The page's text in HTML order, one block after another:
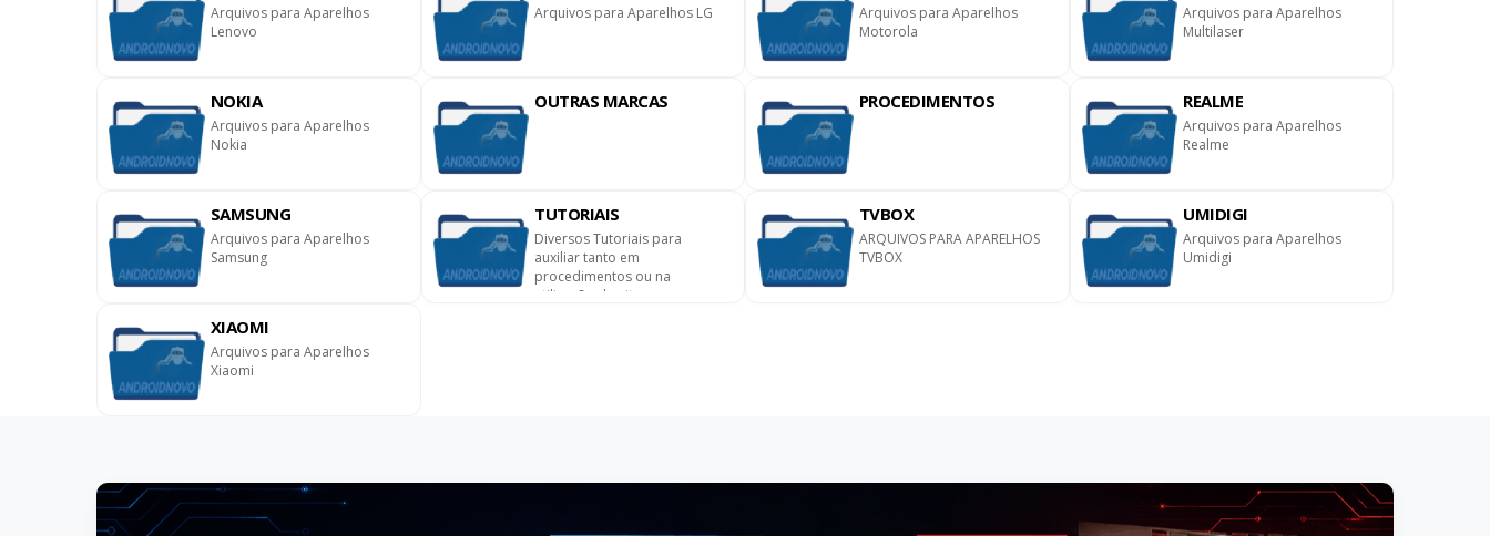
Arquivos para Aparelhos
Lenovo
Arquivos para Aparelhos LG
Arquivos para Aparelhos
Motorola
Arquivos para Aparelhos
Multilaser
NOKIA
Arquivos para Aparelhos
Nokia
OUTRAS MARCAS PROCEDIMENTOS REALME
Arquivos para Aparelhos
Realme
SAMSUNG
Arquivos para Aparelhos
Samsung
TUTORIAIS
Diversos Tutoriais para
auxiliar tanto em
procedimentos ou na
utilização do site.
TVBOX
ARQUIVOS PARA APARELHOS
TVBOX
UMIDIGI
Arquivos para Aparelhos
Umidigi
XIAOMI
Arquivos para Aparelhos
Xiaomi